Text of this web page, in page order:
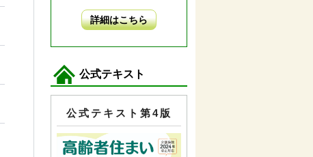
詳細はこちら
公式テキスト
公式テキスト第4版